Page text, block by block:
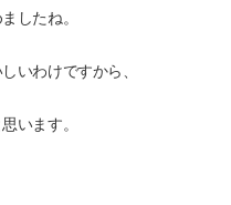
したね。
いわけですから、
います。